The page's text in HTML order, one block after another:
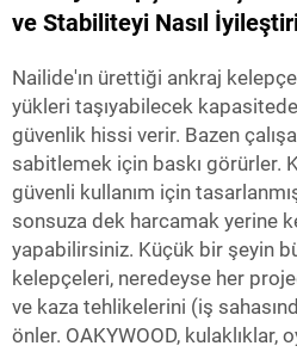
ve Stabiliteyi Nasıl
Nailide'ın ürettiği ankraj
yükleri taşıyabilecek
güvenlik hissi verir. Bazen
sabitlemek için baskı görürler.
güvenli kullanım için
sonsuza dek harcamak yerine
yapabilirsiniz. Küçük bir şeyin
kelepçeleri, neredeyse her
ve kaza tehlikelerini (iş
önler. OAKYWOOD, kulaklıklar,